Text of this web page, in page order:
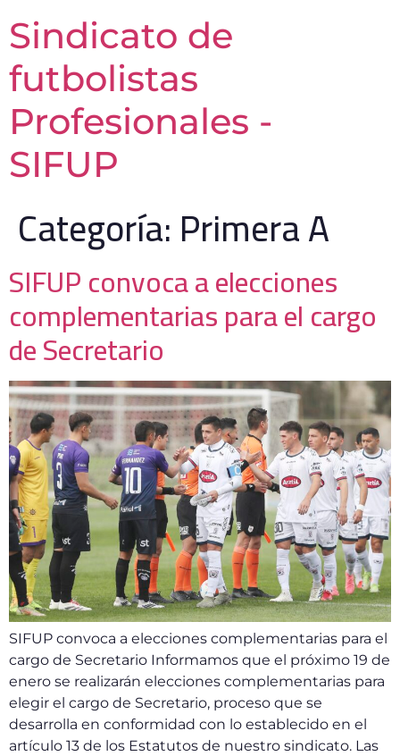
Sindicato de
futbolistas
Profesionales -
SIFUP
Categoría:Primera A
SIFUP convoca a elecciones
complementarias para el cargo
de Secretario
SIFUP convoca a elecciones complementarias para el
cargo de Secretario Informamos que el próximo 19 de
enero se realizarán elecciones complementarias para
elegir el cargo de Secretario, proceso que se
desarrolla en conformidad con lo establecido en el
artículo 13 de los Estatutos de nuestro sindicato. Las